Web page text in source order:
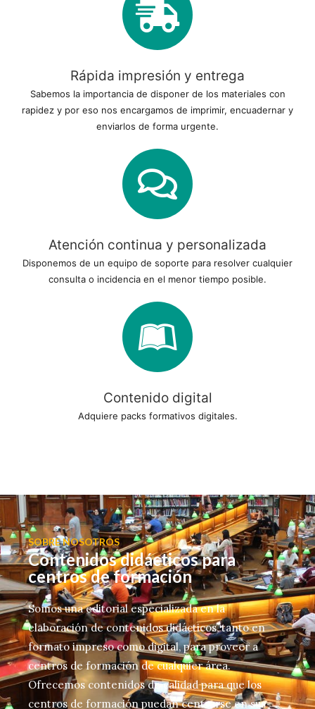
Rápida impresión y entrega
Sabemos la importancia de disponer de los materiales con
rapidez y por eso nos encargamos de imprimir, encuadernar y
enviarlos de forma urgente.
Atención continua y personalizada
Disponemos de un equipo de soporte para resolver cualquier
consulta o incidencia en el menor tiempo posible.
Contenido digital
Adquiere packs formativos digitales.
SOBRE NOSOTROS
Contenidos didácticos para
centros de formación
Somos una editorial especializada en la
elaboración de contenidos didácticos, tanto en
formato impreso como digital, para proveer a
centros de formación de cualquier área.
Ofrecemos contenidos de calidad para que los
centros de formación puedan centrarse en sus